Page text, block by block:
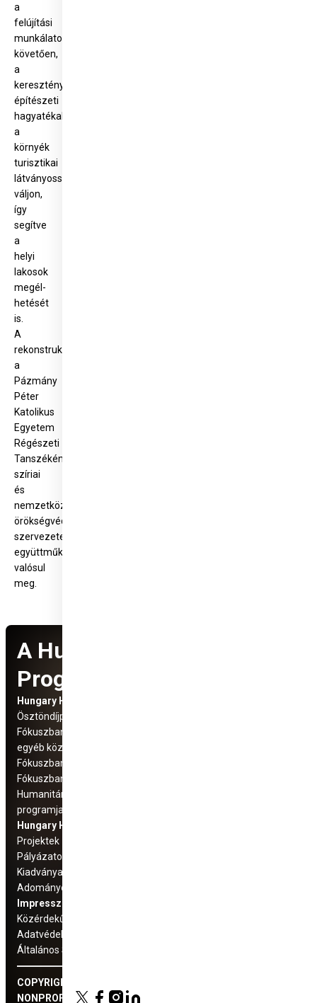
a
felújítási
munkálatokat
követően,
a
kereszténység
építészeti
hagyatékaként
a
környék
turisztikai
látványosságává
váljon,
így
segítve
a
helyi
lakosok
megél­
hetését
is.
A
rekonstrukció
a
Pázmány
Péter
Katolikus
Egyetem
Régészeti
Tanszékének,
szíriai
és
nemzetközi
örökségvédelmi
szervezetek
együttműködésében
valósul
meg.
A Hungary Helps
Programról
Hungary Helps Program
Ösztöndíjprogram
Fókuszban: Üldözött keresztény és
egyéb közösségek
Fókuszban: Száhel régió
Fókuszban az Európai Unió
Humanitárius és fejlesztési
programjaink
Hungary Helps Ügynökség
Projektek
Pályázatok
Kiadványaink
Adományozás
Impresszum
Közérdekű adatok
Adatvédelmi tájékoztató
Általános Szerződési Feltételek
COPYRIGHT © 2022 HUNGARY HELPS ÜGYNÖKSÉG
NONPROFIT ZRT.